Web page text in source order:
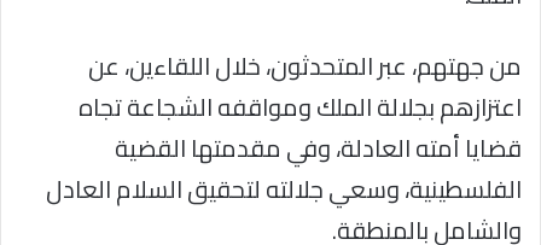
من جهتهم، عبر المتحدثون، خلال اللقاءين، عن
اعتزازهم بجلالة الملك ومواقفه الشجاعة تجاه
قضايا أمته العادلة، وفي مقدمتها القضية
الفلسطينية، وسعي جلالته لتحقيق السلام العادل
والشامل بالمنطقة.